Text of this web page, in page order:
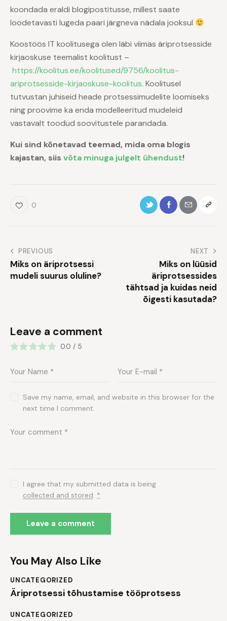
koondada eraldi blogipostitusse, millest saate
loodetavasti lugeda paari järgneva nädala jooksul
Koostöös IT koolitusega olen läbi viimas äriprotsesside
kirjaoskuse teemalist koolitust –
https://koolitus.ee/koolitused/9756/koolitus-
ariprotsesside-kirjaoskuse-koolitus. Koolitusel
tutvustan juhiseid heade protsessimudelite loomiseks
ning proovime ka enda modelleeritud mudeleid
vastavalt toodud soovitustele parandada.
Kui sind kõnetavad teemad, mida oma blogis
kajastan, siis võta minuga julgelt ühendust!
0
Post
navigation
PREVIOUS
Miks on äriprotsessi
mudeli suurus oluline?
NEXT
Miks on lüüsid
äriprotsessides
tähtsad ja kuidas neid
õigesti kasutada?
Leave a comment
0.0 / 5
Save my name, email, and website in this browser for the
next time I comment.
I agree that my submitted data is being
collected and stored *
You May Also Like
UNCATEGORIZED
Äriprotsessi tõhustamise tööprotsess
UNCATEGORIZED